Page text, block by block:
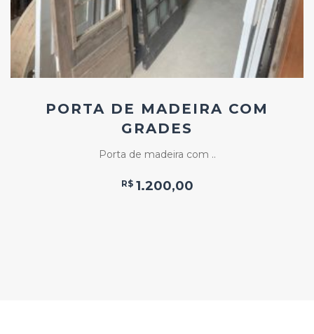
PORTA DE MADEIRA COM
GRADES
Porta de madeira com ..
R$ 1.200,00